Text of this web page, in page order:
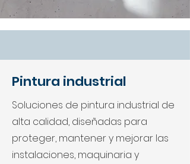
Pintura industrial
Soluciones de pintura industrial de
alta calidad, diseñadas para
proteger, mantener y mejorar las
instalaciones, maquinaria y